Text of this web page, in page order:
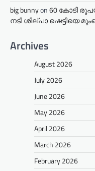
big bunnyon60 കോടി
നടി ശില്പാ
Archives
August 2026
July 2026
June 2026
May 2026
April 2026
March 2026
February 2026